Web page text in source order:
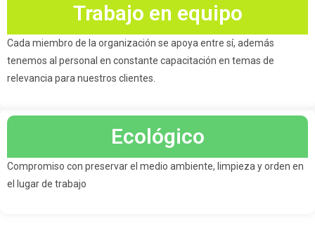
Trabajo en equipo
Cada miembro de la organización se apoya entre sí, además
tenemos al personal en constante capacitación en temas de
relevancia para nuestros clientes.
Ecológico
Compromiso con preservar el medio ambiente, limpieza y orden en
el lugar de trabajo